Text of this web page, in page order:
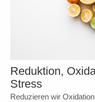
Reduktion,
Stress
Reduzieren wir